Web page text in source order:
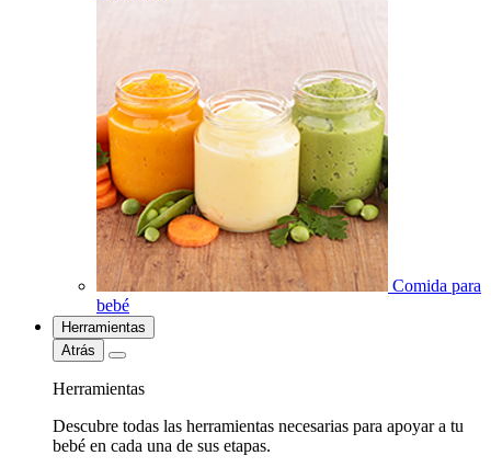
Comida para
bebé
Herramientas
Atrás
Herramientas
Descubre todas las herramientas necesarias para apoyar a tu
bebé en cada una de sus etapas.